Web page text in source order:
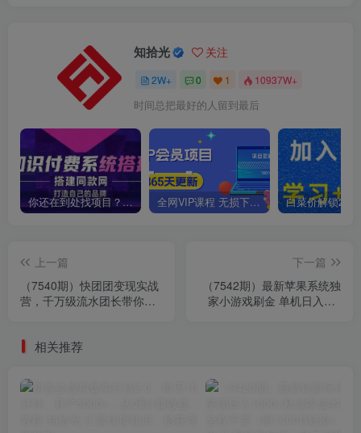
知拾光 关注
2W+ 0 1 10937W+
时间总把最好的人留到最后
你还在到处找项目？还在当韭菜？我靠卖项目一个月收入5万+，曾经我也是个失败者。 全网VIP课程 无损下载~
上一篇
（7540期）快团团变现实战
营，千万级流水团长带你玩
下一篇
（7542期）最新苹果系统独
家小游戏刷金 单机日入30-
相关推荐